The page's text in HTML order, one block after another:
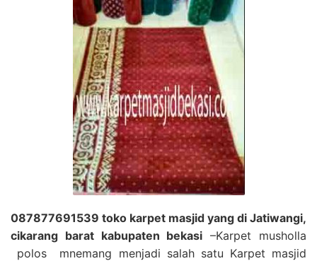
087877691539 toko karpet masjid yang di Jatiwangi,
cikarang barat kabupaten bekasi –Karpet musholla
polos mnemang menjadi salah satu Karpet masjid